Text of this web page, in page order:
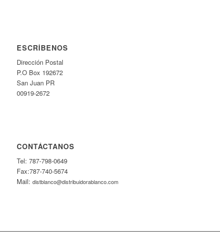
ESCRÍBENOS
Dirección Postal
P.O Box 192672
San Juan PR
00919-2672
CONTÁCTANOS
Tel: 787-798-0649
Fax:787-740-5674
Mail: distblanco@distribuidorablanco.com